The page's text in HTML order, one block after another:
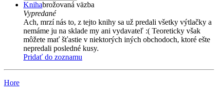
Knihabrožovaná väzba
Vypredané
Ach, mrzí nás to, z tejto knihy sa už predali všetky výtlačky a
nemáme ju na sklade my ani vydavateľ :( Teoreticky však
môžete mať šťastie v niektorých iných obchodoch, ktoré ešte
nepredali posledné kusy.
Pridať do zoznamu
Hore